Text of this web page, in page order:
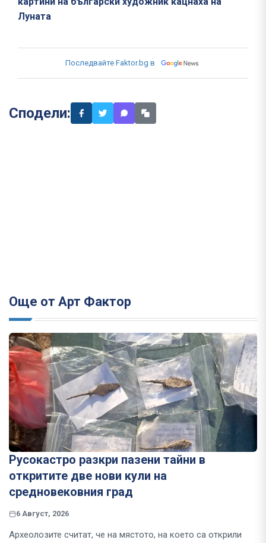
Луната
Последвайте Faktor.bg в
Сподели:
Още от Арт Фактор
Русокастро разкри пазени тайни в
откритите две нови кули на
средновековния град
6 Август, 2026
Археолозите считат, че на мястото, на което са открили